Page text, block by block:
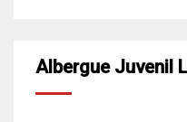
Albergue Juvenil